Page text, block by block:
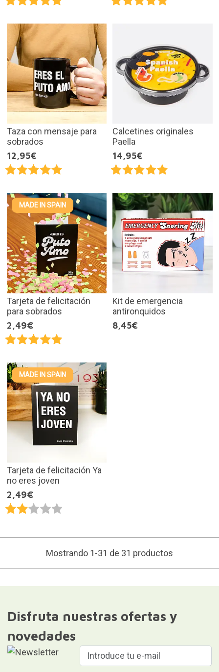
Taza con mensaje para
sobrados
12,95€
Calcetines originales
Paella
14,95€
MADE IN SPAIN
Tarjeta de felicitación
para sobrados
2,49€
Kit de emergencia
antironquidos
8,45€
MADE IN SPAIN
Tarjeta de felicitación Ya
no eres joven
2,49€
Mostrando 1-31 de 31 productos
Disfruta nuestras ofertas y
novedades